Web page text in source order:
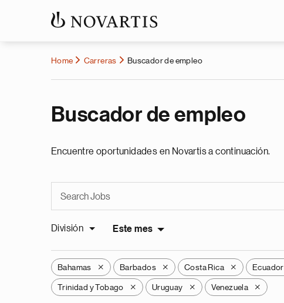
Home Carreras Buscador de empleo
Buscador de empleo
Encuentre oportunidades en Novartis a continuación.
División Este mes
Bahamas X Barbados X Costa Rica X Ecuador
Trinidad y Tobago X Uruguay X Venezuela X